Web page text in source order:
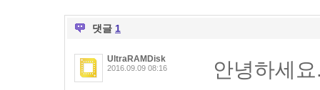
댓글 1
UltraRAMDisk
2016.09.09 08:16 안녕하세